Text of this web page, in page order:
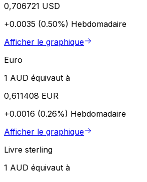
0,706721 USD
+0.0035 (0.50%) Hebdomadaire
Afficher le graphique
Euro
1 AUD équivaut à
0,611408 EUR
+0.0016 (0.26%) Hebdomadaire
Afficher le graphique
Livre sterling
1 AUD équivaut à